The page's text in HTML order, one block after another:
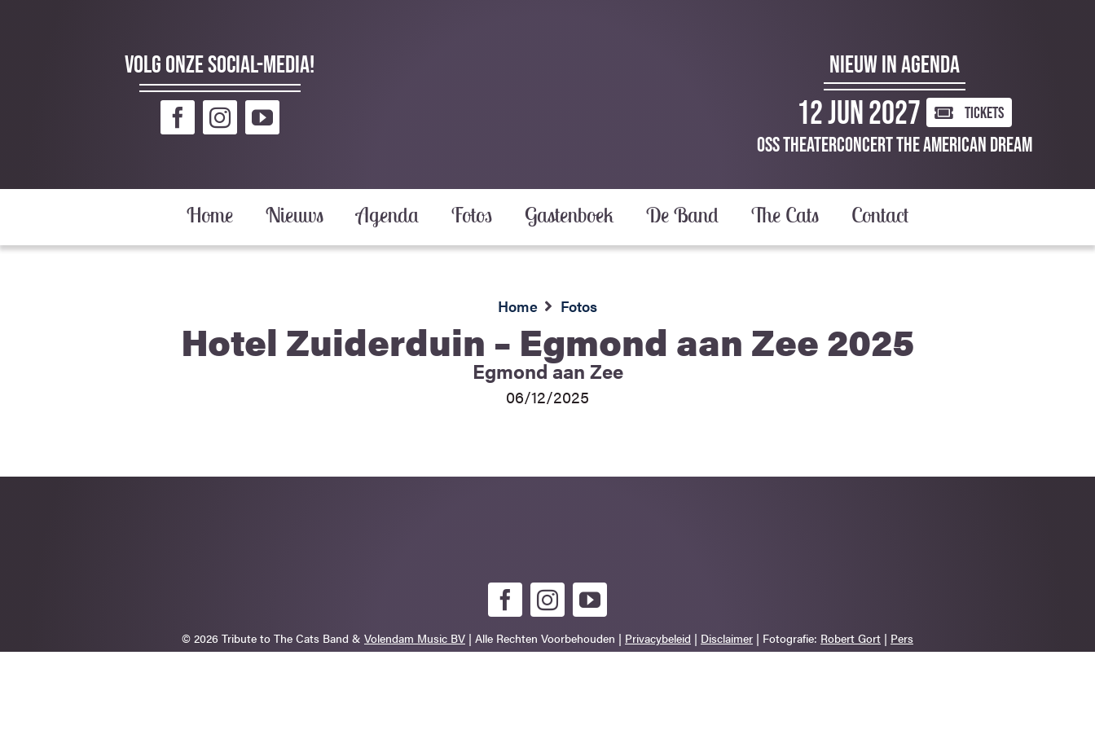
Volg onze social-media! NIEUW IN AGENDA
12 Jun 2027 TICKETS
Oss Theaterconcert The American Dream
Home Nieuws Agenda Fotos Gastenboek De Band The Cats Contact
Home Fotos
Hotel Zuiderduin – Egmond aan Zee 2025
Egmond aan Zee
06/12/2025
© 2026 Tribute to The Cats Band & Volendam Music BV | Alle Rechten Voorbehouden | Privacybeleid | Disclaimer | Fotografie: Robert Gort | Pers